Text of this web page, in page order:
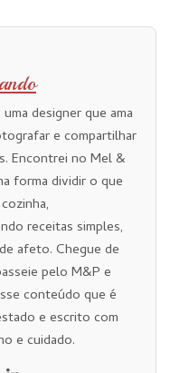
designer que ama
e compartilhar
Encontrei no Mel &
forma dividir o que
receitas simples,
afeto. Chegue de
pelo M&P e
conteúdo que é
e escrito com
e cuidado.